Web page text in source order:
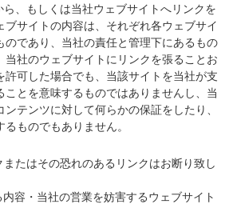
ら、もしくは当社ウェブサイトへリンクを
ブサイトの内容は、それぞれ各ウェブサイ
のであり、当社の責任と管理下にあるもの
当社のウェブサイトにリンクを張ることお
許可した場合でも、当該サイトを当社が支
ことを意味するものではありませんし、当
テンツに対して何らかの保証をしたり、
ものでもありません。
またはその恐れのあるリンクはお断り致し
容・当社の営業を妨害するウェブサイト